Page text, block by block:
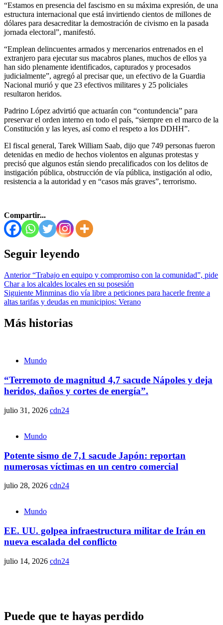
“Estamos en presencia del fascismo en su máxima expresión, de una
estructura internacional que está invirtiendo cientos de millones de
dólares para desacreditar la demostración de civismo en la pasada
jornada electoral”, manifestó.
“Emplean delincuentes armados y mercenarios entrenados en el
extranjero para ejecutar sus macabros planes, muchos de ellos ya
han sido plenamente identificados, capturados y procesados
judicialmente”, agregó al precisar que, un efectivo de la Guardia
Nacional murió y que 23 efectivos militares y 25 policiales
resultaron heridos.
Padrino López advirtió que actuarán con “contundencia” para
preservar el orden interno en todo el país, “siempre en el marco de la
Constitución y las leyes, así como el respeto a los DDHH”.
El fiscal general, Tarek William Saab, dijo que 749 personas fueron
detenidas en medio de hechos violentos en algunas protestas y
precisó que algunos están siendo precalificados con los delitos de
instigación pública, obstrucción de vía pública, instigación al odio,
resistencia a la autoridad y en “casos más graves”, terrorismo.
Compartir...
Seguir leyendo
Anterior“Trabajo en equipo y compromiso con la comunidad”, pide
Char a los alcaldes locales en su posesión
Siguiente Minminas dio vía libre a peticiones para hacerle frente a
altas tarifas y deudas en municipios: Verano
Más historias
Mundo
“Terremoto de magnitud 4,7 sacude Nápoles y deja
heridos, daños y cortes de energía”.
julio 31, 2026 cdn24
Mundo
Potente sismo de 7,1 sacude Japón: reportan
numerosas víctimas en un centro comercial
julio 28, 2026 cdn24
Mundo
EE. UU. golpea infraestructura militar de Irán en
nueva escalada del conflicto
julio 14, 2026 cdn24
Puede que te hayas perdido